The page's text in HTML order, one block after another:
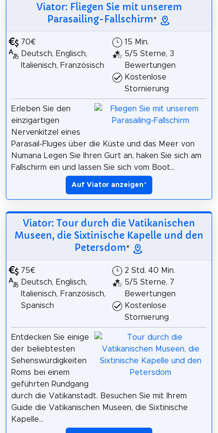
Viator: Fliegen Sie mit unserem
Parasailing-Fallschirm*
70€
Deutsch, Englisch,
Italienisch, Französisch
15 Min.
5/5 Sterne, 3
Bewertungen
Kostenlose
Stornierung
Erleben Sie den
einzigartigen
Nervenkitzel eines
Parasail-Fluges über die Küste und das Meer von
Numana Legen Sie Ihren Gurt an, haken Sie sich am
Fallschirm ein und lassen Sie sich vom Boot...
Auf Viator anzeigen*
Viator: Tour durch die Vatikanischen
Museen, die Sixtinische Kapelle und den
Petersdom*
75€
Deutsch, Englisch,
Italienisch, Französisch,
Spanisch
2 Std. 40 Min.
5/5 Sterne, 7
Bewertungen
Kostenlose
Stornierung
Entdecken Sie einige
der beliebtesten
Sehenswürdigkeiten
Roms bei einem
geführten Rundgang
durch die Vatikanstadt. Besuchen Sie mit Ihrem
Guide die Vatikanischen Museen, die Sixtinische
Kapelle...